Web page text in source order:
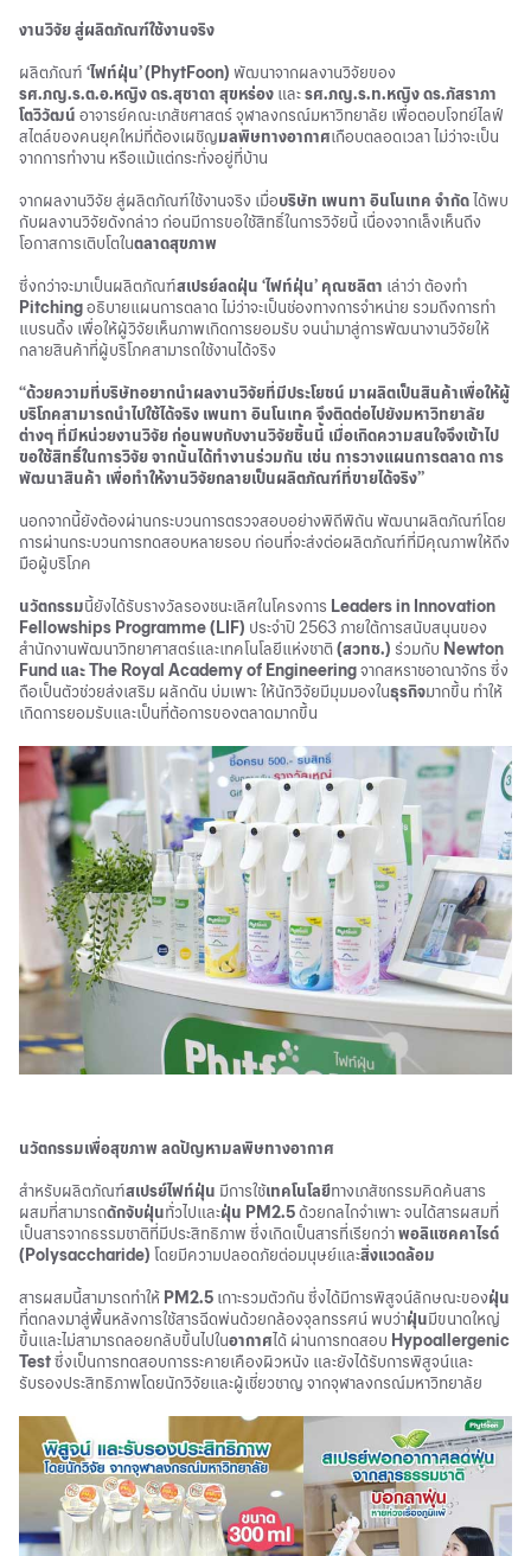
งานวิจัย สู่ผลิตภัณฑ์ใช้งานจริง
ผลิตภัณฑ์ ‘ไฟท์ฝุ่น’ (PhytFoon) พัฒนาจากผลงานวิจัยของ
รศ.ภญ.ร.ต.อ.หญิง ดร.สุชาดา สุขหร่อง และรศ.ภญ.ร.ท.หญิง ดร.ภัสราภา
โตวิวัฒน์ อาจารย์คณะเภสัชศาสตร์ จุฬาลงกรณ์มหาวิทยาลัย เพื่อตอบโจทย์ไลฟ์
สไตล์ของคนยุคใหม่ที่ต้องเผชิญมลพิษทางอากาศเกือบตลอดเวลา ไม่ว่าจะเป็น
จากการทำงาน หรือแม้แต่กระทั่งอยู่ที่บ้าน
จากผลงานวิจัย สู่ผลิตภัณฑ์ใช้งานจริง เมื่อบริษัท เพนทา อินโนเทค จำกัด ได้พบ
กับผลงานวิจัยดังกล่าว ก่อนมีการขอใช้สิทธิ์ในการวิจัยนี้ เนื่องจากเล็งเห็นถึง
โอกาสการเติบโตในตลาดสุขภาพ
ซึ่งกว่าจะมาเป็นผลิตภัณฑ์สเปรย์ลดฝุ่น ‘ไฟท์ฝุ่น’ คุณชลิตา เล่าว่า ต้องทำ
Pitchingอธิบายแผนการตลาด ไม่ว่าจะเป็นช่องทางการจำหน่าย รวมถึงการทำ
แบรนดิ้ง เพื่อให้ผู้วิจัยเห็นภาพเกิดการยอมรับ จนนำมาสู่การพัฒนางานวิจัยให้
กลายสินค้าที่ผู้บริโภคสามารถใช้งานได้จริง
“ด้วยความที่บริษัทอยากนำผลงานวิจัยที่มีประโยชน์ มาผลิตเป็นสินค้าเพื่อให้ผู้
บริโภคสามารถนำไปใช้ได้จริง เพนทา อินโนเทค จึงติดต่อไปยังมหาวิทยาลัย
ต่างๆ ที่มีหน่วยงานวิจัย ก่อนพบกับงานวิจัยชิ้นนี้ เมื่อเกิดความสนใจจึงเข้าไป
ขอใช้สิทธิ์ในการวิจัย จากนั้นได้ทำงานร่วมกัน เช่น การวางแผนการตลาด การ
พัฒนาสินค้า เพื่อทำให้งานวิจัยกลายเป็นผลิตภัณฑ์ที่ขายได้จริง”
นอกจากนี้ยังต้องผ่านกระบวนการตรวจสอบอย่างพิถีพิถัน พัฒนาผลิตภัณฑ์โดย
การผ่านกระบวนการทดสอบหลายรอบ ก่อนที่จะส่งต่อผลิตภัณฑ์ที่มีคุณภาพให้ถึง
มือผู้บริโภค
นวัตกรรมนี้ยังได้รับรางวัลรองชนะเลิศในโครงการ Leaders in Innovation
Fellowships Programme (LIF) ประจำปี 2563 ภายใต้การสนับสนุนของ
สำนักงานพัฒนาวิทยาศาสตร์และเทคโนโลยีแห่งชาติ(สวทช.) ร่วมกับ Newton
Fund และ The Royal Academy of Engineeringจากสหราชอาณาจักร ซึ่ง
ถือเป็นตัวช่วยส่งเสริม ผลักดัน บ่มเพาะ ให้นักวิจัยมีมุมมองในธุรกิจมากขึ้น ทำให้
เกิดการยอมรับและเป็นที่ต้อการของตลาดมากขึ้น
นวัตกรรมเพื่อสุขภาพ ลดปัญหามลพิษทางอากาศ
สำหรับผลิตภัณฑ์สเปรย์ไฟท์ฝุ่น มีการใช้เทคโนโลยีทางเภสัชกรรมคิดค้นสาร
ผสมที่สามารถดักจับฝุ่นทั่วไปและฝุ่น PM2.5ด้วยกลไกจำเพาะ จนได้สารผสมที่
เป็นสารจากธรรมชาติที่มีประสิทธิภาพ ซึ่งเกิดเป็นสารที่เรียกว่าพอลิแซคคาไรด์
(Polysaccharide) โดยมีความปลอดภัยต่อมนุษย์และสิ่งแวดล้อม
สารผสมนี้สามารถทำให้ PM2.5 เกาะรวมตัวกัน ซึ่งได้มีการพิสูจน์ลักษณะของฝุ่น
ที่ตกลงมาสู่พื้นหลังการใช้สารฉีดพ่นด้วยกล้องจุลทรรศน์ พบว่าฝุ่นมีขนาดใหญ่
ขึ้นและไม่สามารถลอยกลับขึ้นไปในอากาศได้ ผ่านการทดสอบ Hypoallergenic
Testซึ่งเป็นการทดสอบการระคายเคืองผิวหนัง และยังได้รับการพิสูจน์และ
รับรองประสิทธิภาพโดยนักวิจัยและผู้เชี่ยวชาญ จากจุฬาลงกรณ์มหาวิทยาลัย